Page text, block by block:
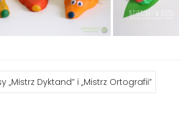
„Mistrz Dyktand” i „Mistrz Ortografii”